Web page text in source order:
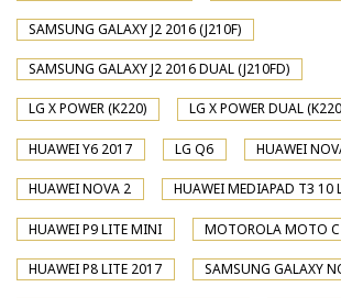
SAMSUNG GALAXY J2 2016 (J210F)
SAMSUNG GALAXY J2 2016 DUAL (J210FD)
LG X POWER (K220) LG X POWER DUAL
HUAWEI Y6 2017 LG Q6 HUAWEI
HUAWEI NOVA 2 HUAWEI MEDIAPAD T3 10
HUAWEI P9 LITE MINI MOTOROLA MOTO C
HUAWEI P8 LITE 2017 SAMSUNG GALAXY